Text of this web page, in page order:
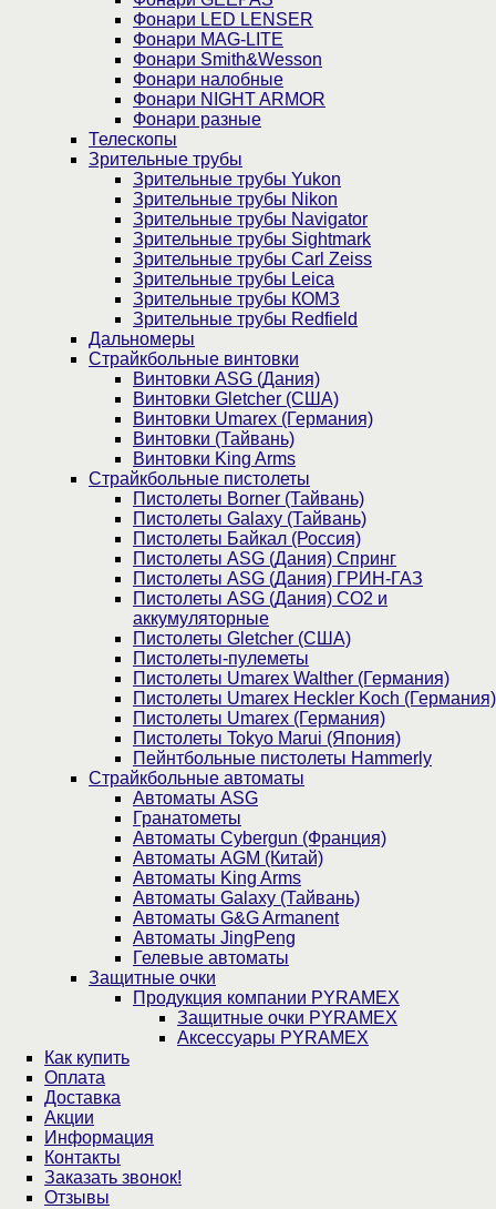
Фонари LED LENSER
Фонари MAG-LITE
Фонари Smith&Wesson
Фонари налобные
Фонари NIGHT ARMOR
Фонари разные
Телескопы
Зрительные трубы
Зрительные трубы Yukon
Зрительные трубы Nikon
Зрительные трубы Navigator
Зрительные трубы Sightmark
Зрительные трубы Carl Zeiss
Зрительные трубы Leica
Зрительные трубы КОМЗ
Зрительные трубы Redfield
Дальномеры
Страйкбольные винтовки
Винтовки ASG (Дания)
Винтовки Gletcher (США)
Винтовки Umarex (Германия)
Винтовки (Тайвань)
Винтовки King Arms
Страйкбольные пистолеты
Пистолеты Borner (Тайвань)
Пистолеты Galaxy (Тайвань)
Пистолеты Байкал (Россия)
Пистолеты ASG (Дания) Спринг
Пистолеты ASG (Дания) ГРИН-ГАЗ
Пистолеты ASG (Дания) CO2 и
аккумуляторные
Пистолеты Gletcher (США)
Пистолеты-пулеметы
Пистолеты Umarex Walther (Германия)
Пистолеты Umarex Heckler Koch (Германия)
Пистолеты Umarex (Германия)
Пистолеты Tokyo Marui (Япония)
Пейнтбольные пистолеты Hammerly
Страйкбольные автоматы
Автоматы ASG
Гранатометы
Автоматы Cybergun (Франция)
Автоматы AGM (Китай)
Автоматы King Arms
Автоматы Galaxy (Тайвань)
Автоматы G&G Armanent
Автоматы JingPeng
Гелевые автоматы
Защитные очки
Продукция компании PYRAMEX
Защитные очки PYRAMEX
Аксессуары PYRAMEX
Как купить
Оплата
Доставка
Акции
Информация
Контакты
Заказать звонок!
Отзывы